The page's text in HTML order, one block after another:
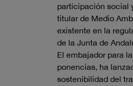
participación social
titular de Medio
existente en la
de la Junta de
El embajador para
ponencias, ha
sostenibilidad del